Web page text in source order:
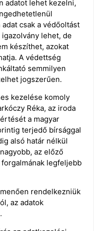
adatot lehet kezelni,
csak a védőoltást
lehet, de
készíthet, azokat
A védettség
semmilyen
jogszerűen.
kezelése komoly
Réka, az iroda
a magyar
terjedő bírsággal
alsó határ nélkül
az előző
legfeljebb
rendelkezniük
az adatok